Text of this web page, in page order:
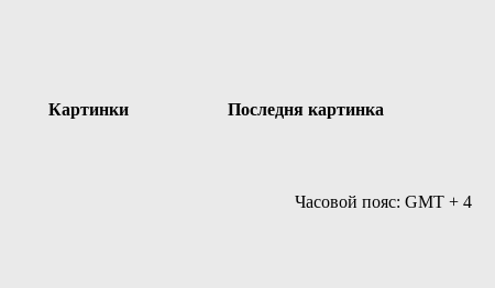
Картинки
Последня картинка
Часовой пояс: GMT + 4